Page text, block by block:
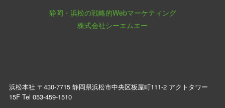
静岡・浜松の戦略的Webマーケティング
株式会社シーエムエー
浜松本社 〒430-7715 静岡県浜松市中央区板屋町111-2 アクトタワー
15F Tel 053-459-1510